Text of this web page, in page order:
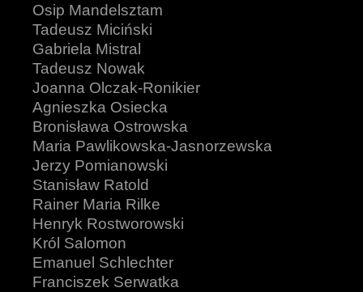
Osip Mandelsztam
Tadeusz Miciński
Gabriela Mistral
Tadeusz Nowak
Joanna Olczak-Ronikier
Agnieszka Osiecka
Bronisława Ostrowska
Maria Pawlikowska-Jasnorzewska
Jerzy Pomianowski
Stanisław Ratold
Rainer Maria Rilke
Henryk Rostworowski
Król Salomon
Emanuel Schlechter
Franciszek Serwatka